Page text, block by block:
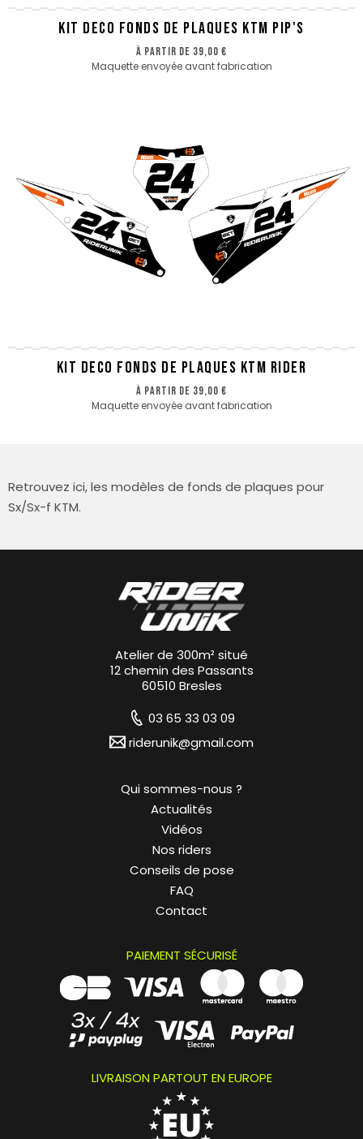
KIT DECO FONDS DE PLAQUES KTM PIP'S
à partir de 39,00 €
Maquette envoyée avant fabrication
KIT DECO FONDS DE PLAQUES KTM RIDER
à partir de 39,00 €
Maquette envoyée avant fabrication
Retrouvez ici, les modèles de fonds de plaques pour
Sx/Sx-f KTM.
Atelier de 300m² situé
12 chemin des Passants
60510 Bresles
03 65 33 03 09
riderunik@gmail.com
Qui sommes-nous ?
Actualités
Vidéos
Nos riders
Conseils de pose
FAQ
Contact
PAIEMENT SÉCURISÉ
LIVRAISON PARTOUT EN EUROPE